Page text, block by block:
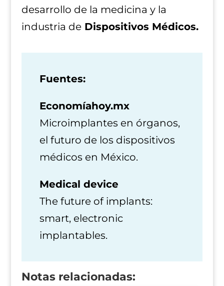
desarrollo de la medicina y la
industria de Dispositivos Médicos.
Fuentes:
Economíahoy.mx
Microimplantes en órganos,
el futuro de los dispositivos
médicos en México.
Medical device
The future of implants:
smart, electronic
implantables.
Notas relacionadas: